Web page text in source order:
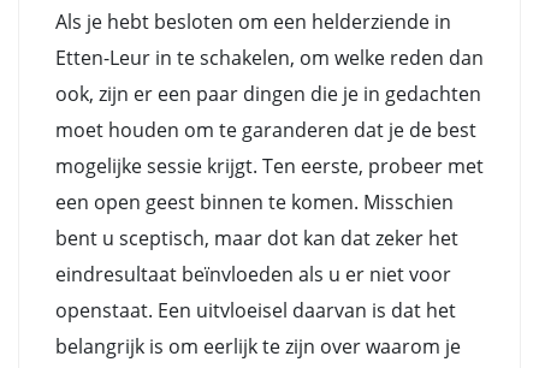
Als je hebt besloten om een helderziende in
Etten-Leur in te schakelen, om welke reden dan
ook, zijn er een paar dingen die je in gedachten
moet houden om te garanderen dat je de best
mogelijke sessie krijgt. Ten eerste, probeer met
een open geest binnen te komen. Misschien
bent u sceptisch, maar dot kan dat zeker het
eindresultaat beïnvloeden als u er niet voor
openstaat. Een uitvloeisel daarvan is dat het
belangrijk is om eerlijk te zijn over waarom je